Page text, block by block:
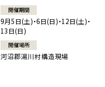
開催期間
9月5日(土)・6日(日)・12日(土)・
13日(日)
開催場所
河沼郡湯川村構造現場